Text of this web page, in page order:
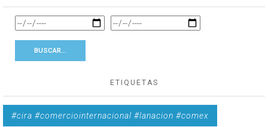
ETIQUETAS
#cira #comerciointernacional #lanacion #comex